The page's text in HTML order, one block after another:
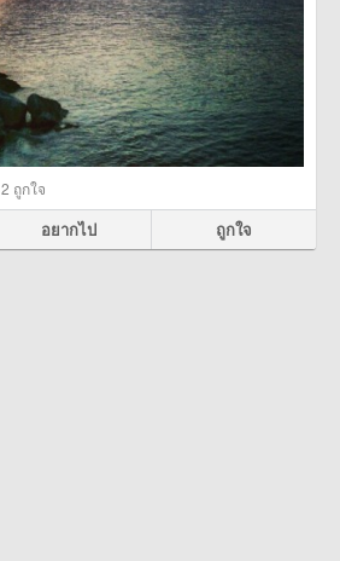
2 ถูกใจ
อยากไป ถูกใจ